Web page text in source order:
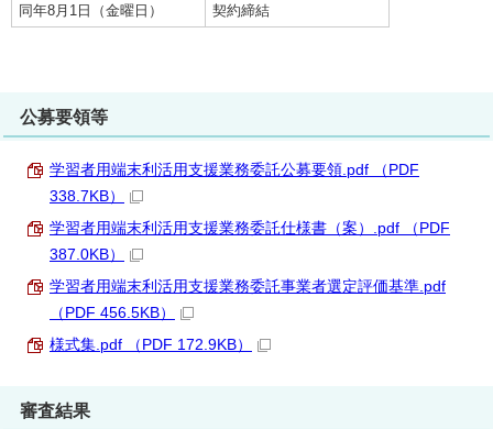
同年8月1日（金曜日）
契約締結
公募要領等
学習者用端末利活用支援業務委託公募要領.pdf （PDF
338.7KB）
学習者用端末利活用支援業務委託仕様書（案）.pdf （PDF
387.0KB）
学習者用端末利活用支援業務委託事業者選定評価基準.pdf
（PDF 456.5KB）
様式集.pdf （PDF 172.9KB）
審査結果